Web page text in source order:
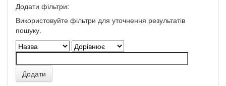
Додати фільтри:
Використовуйте фільтри для уточнення результатів
пошуку.